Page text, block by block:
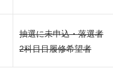
抽選に未申込・落選者
2科目目履修希望者